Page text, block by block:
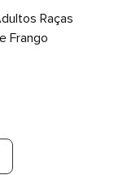
Raças
Frango